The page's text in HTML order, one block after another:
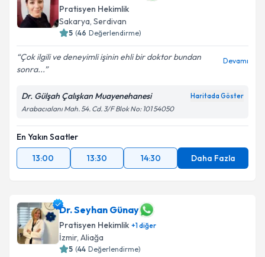
Pratisyen Hekimlik
Sakarya, Serdivan
5 (46 Değerlendirme)
Çok ilgili ve deneyimli işinin ehli bir doktor bundan
sonra...
Devamı
Dr. Gülşah Çalışkan Muayenehanesi Haritada Göster
Arabacıalanı Mah. 54. Cd. 3/F Blok No: 101 54050
En Yakın Saatler
13:00
13:30 14:30 Daha Fazla
Dr. Seyhan Günay
Pratisyen Hekimlik +1diğer
İzmir, Aliağa
5 (44 Değerlendirme)